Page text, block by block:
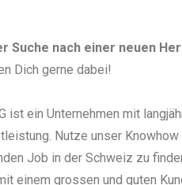
Suche nach einer neuen
Dich gerne dabei!
ist ein Unternehmen mit
Nutze unser Knowhow
Job in der Schweiz zu
einem grossen und guten